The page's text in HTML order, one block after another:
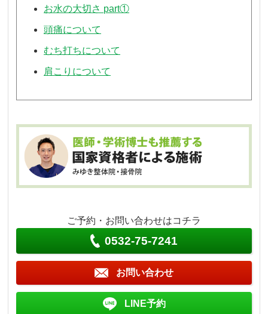
お水の大切さ part①
頭痛について
むち打ちについて
肩こりについて
ご予約・お問い合わせはコチラ
0532-75-7241
お問い合わせ
LINE予約